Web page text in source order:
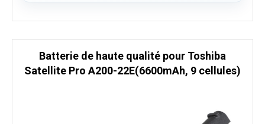
Batterie de haute qualité pour Toshiba
Satellite Pro A200-22E(6600mAh, 9 cellules)